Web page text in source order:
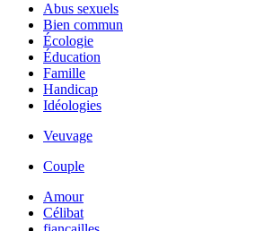
Abus sexuels
Bien commun
Écologie
Éducation
Famille
Handicap
Idéologies
Veuvage
Couple
Amour
Célibat